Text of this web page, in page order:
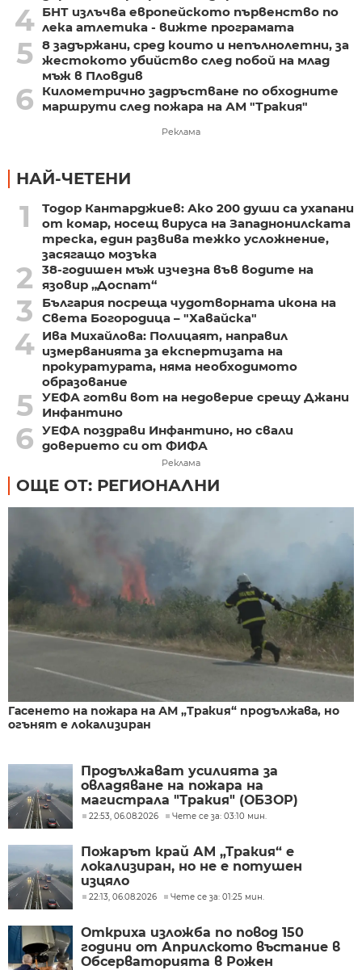
4 БНТ излъчва европейското първенство по
лека атлетика - вижте програмата
5 8 задържани, сред които и непълнолетни, за
жестокото убийство след побой на млад
мъж в Пловдив
6
Километрично задръстване по обходните
маршрути след пожара на АМ "Тракия"
Реклама
НАЙ-ЧЕТЕНИ
1
Тодор Кантарджиев: Ако 200 души са ухапани
от комар, носещ вируса на Западнонилската
треска, един развива тежко усложнение,
засягащо мозъка
2
38-годишен мъж изчезна във водите на
язовир „Доспат“
3
България посреща чудотворната икона на
Света Богородица – "Хавайска"
4 Ива Михайлова: Полицаят, направил
измерванията за експертизата на
прокуратурата, няма необходимото
образование
5 УЕФА готви вот на недоверие срещу Джани
Инфантино
6 УЕФА поздрави Инфантино, но свали
доверието си от ФИФА
Реклама
ОЩЕ ОТ: РЕГИОНАЛНИ
Гасенето на пожара на АМ „Тракия“ продължава, но
огънят е локализиран
Продължават усилията за
овладяване на пожара на
магистрала "Тракия" (ОБЗОР)
22:53, 06.08.2026 Чете се за: 03:10 мин.
Пожарът край АМ „Тракия“ е
локализиран, но не е потушен
изцяло
22:13, 06.08.2026 Чете се за: 01:25 мин.
Откриха изложба по повод 150
години от Априлското въстание в
Обсерваторията в Рожен